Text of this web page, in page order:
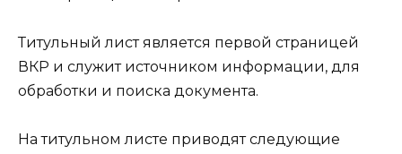
Титульный лист является первой страницей
ВКР и служит источником информации, для
обработки и поиска документа.
На титульном листе приводят следующие